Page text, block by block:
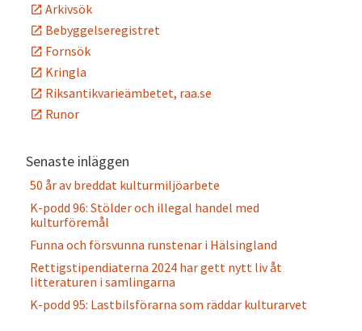
Arkivsök
Bebyggelseregistret
Fornsök
Kringla
Riksantikvarieämbetet, raa.se
Runor
Senaste inläggen
50 år av breddat kulturmiljöarbete
K-podd 96: Stölder och illegal handel med
kulturföremål
Funna och försvunna runstenar i Hälsingland
Rettigstipendiaterna 2024 har gett nytt liv åt
litteraturen i samlingarna
K-podd 95: Lastbilsförarna som räddar kulturarvet